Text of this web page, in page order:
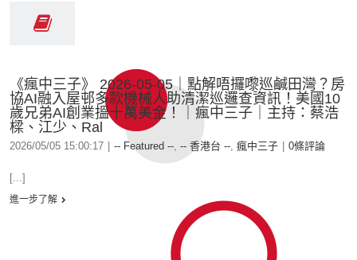
《瘋中三子》 2026-05-05｜點解唔攞嚟巡鹹田灣？房
協AI融入屋邨多款機械人助清潔巡邏查資訊！美國10
歲兄弟AI創業搵十萬美金！｜瘋中三子｜主持：蔡浩
樑、江少、Ral
2026/05/05 15:00:17 -- Featured --, -- 香港台 --, 瘋中三子 0條評論
[...]
進一步了解